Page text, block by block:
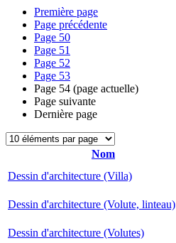
Première page
Page précédente
Page 50
Page 51
Page 52
Page 53
Page 54 (page actuelle)
Page suivante
Dernière page
Nom
Dessin d'architecture (Villa)
Dessin d'architecture (Volute, linteau)
Dessin d'architecture (Volutes)